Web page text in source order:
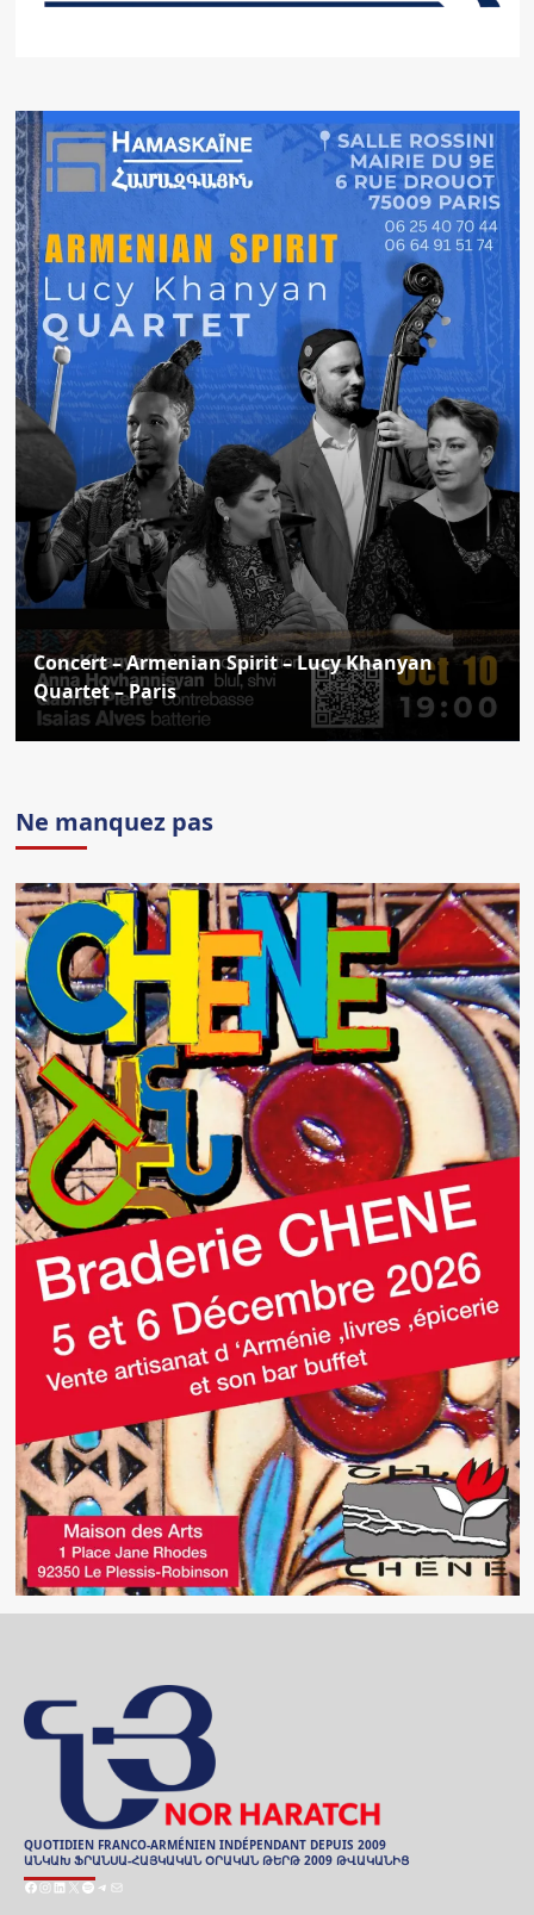
Concert – Armenian Spirit – Lucy Khanyan
Quartet – Paris
Ne manquez pas
QUOTIDIEN FRANCO-ARMÉNIEN INDÉPENDANT DEPUIS 2009
ԱՆԿԱԽ ՖՐԱՆՍԱ-ՀԱՅԿԱԿԱՆ ՕՐԱԿԱՆ ԹԵՐԹ 2009 ԹՎԱԿԱՆԻՑ
Facebook
Instagram
LinkedIn
X SpotifyTelegram